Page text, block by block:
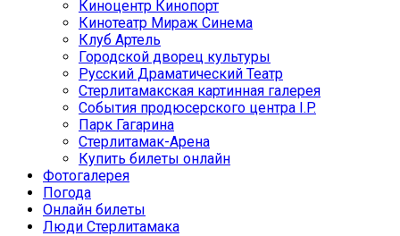
Киноцентр Кинопорт
Кинотеатр Мираж Синема
Клуб Артель
Городской дворец культуры
Русский Драматический Театр
Стерлитамакская картинная галерея
События продюсерского центра I.P.
Парк Гагарина
Стерлитамак-Арена
Купить билеты онлайн
Фотогалерея
Погода
Онлайн билеты
Люди Стерлитамака